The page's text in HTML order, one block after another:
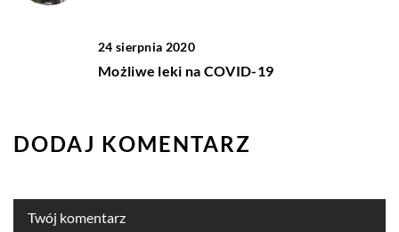
24 sierpnia 2020
Możliwe leki na COVID-19
DODAJ KOMENTARZ